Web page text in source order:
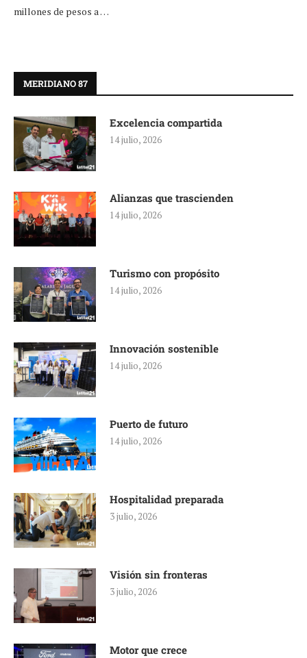
millones de pesos a …
MERIDIANO 87
Excelencia compartida
14 julio, 2026
Alianzas que trascienden
14 julio, 2026
Turismo con propósito
14 julio, 2026
Innovación sostenible
14 julio, 2026
Puerto de futuro
14 julio, 2026
Hospitalidad preparada
3 julio, 2026
Visión sin fronteras
3 julio, 2026
Motor que crece